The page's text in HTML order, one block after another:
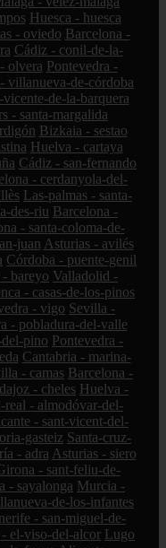
Huesca - huesca
- oviedo Barcelona -
Cádiz - conil-de-la-
olvera Pontevedra -
villanueva-de-córdoba
de-la-barquera
- santa-margalida
Bizkaia - sestao
Huelva - cartaya
Cádiz - san-fernando
- cerdanyola-del-
Las-palmas - santa-
des-riu Barcelona -
- santa-coloma-de-
juan Asturias - avilés
Córdoba - puente-genil
bareyo Valladolid -
- casas-de-los-pinos
- vigo Sevilla -
- pobladura-del-valle
pino Pontevedra -
Cantabria - marina-
- camas Barcelona -
- cheles Huelva -
real - almodóvar-del-
- sant-vicent-del-
gasteiz Santa-cruz-
- adra Asturias - siero
- sant-feliu-de-
- sayalonga Murcia -
de-los-infantes
- san-miguel-de-
el-viso-del-alcor Lugo